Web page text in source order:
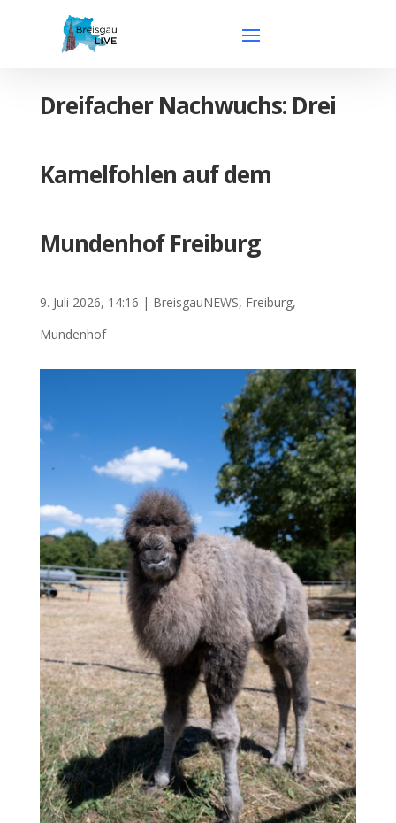
Dreifacher Nachwuchs: Drei
Kamelfohlen auf dem
Mundenhof Freiburg
9. Juli 2026, 14:16 | BreisgauNEWS, Freiburg,
Mundenhof